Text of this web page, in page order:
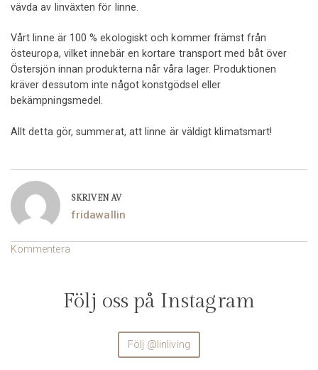
vävda av linväxten för linne.
Vårt linne är 100 % ekologiskt och kommer främst från
östeuropa, vilket innebär en kortare transport med båt över
Östersjön innan produkterna når våra lager. Produktionen
kräver dessutom inte något konstgödsel eller
bekämpningsmedel.
Allt detta gör, summerat, att linne är väldigt klimatsmart!
SKRIVEN AV
fridawallin
Kommentera
Följ oss på Instagram
Följ @linliving